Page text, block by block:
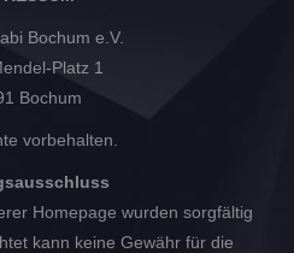
Bochum e.V.
Platz 1
Bochum
vorbehalten.
Homepage wurden sorgfältig
kann keine Gewähr für die